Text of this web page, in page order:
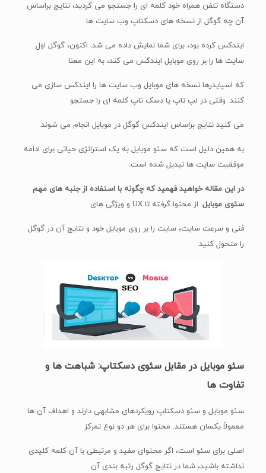
دستگاه تلفن همراه خود کلمه ای را جستجو می کردید، نتایج براساس
آن چه گوگل از نسخه های دسکتاپ وب سایت ها
ایندکس کرده بود، برای شما نمایش داده می شد. اکنون، گوگل اول
سایت ها را بر روی موبایل ایندکس می کند، به این معنا
که اسپایدرها نسخه های موبایل وب سایت ها را ایندکس سازی می
کنند. وقتی در لپ تاپ یا دسک تاپ کلمه ای را جستجو
می کنید نتایج براساس ایندکس گوگل در موبایل انجام می شوند.
به همین دلیل است که سئو موبایل به یک استراتژی حیاتی برای ادامه
موفقیت سایت ها تبدیل شده است.
در این مقاله خواهید فهمید که چگونه با استفاده از جنبه های مهم
سئوی موبایل: از محتوا گرفته تا UX و ویژگی های
فنی و سرعت سایت، سایت را بر روی موبایل خود و نتایج آن در گوگل
را متحول کنید.
سئو موبایل در مقابل سئوی دسکتاپ: شباهت ها و
تفاوت ها
سئو موبایل و سئو دسکتاپ رویکردهای مشابهی دارند و اهداف آن ها
معمولاً یکسان هستند. محتوا برای هر دو نوع تمرکز
اصلی برای سئو است، اگر محتوای مفید و مرتبطی با آن کلمه کلیدی
نداشته باشید، شما در نتایج گوگل رتبه بندی آن